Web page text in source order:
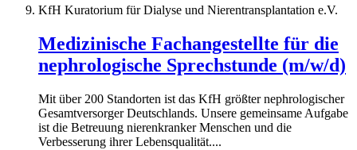
KfH Kuratorium für Dialyse und Nierentransplantation e.V.
Medizinische Fachangestellte für die
nephrologische Sprechstunde (m/w/d)
Mit über 200 Standorten ist das KfH größter nephrologischer
Gesamtversorger Deutschlands. Unsere gemeinsame Aufgabe
ist die Betreuung nierenkranker Menschen und die
Verbesserung ihrer Lebensqualität....